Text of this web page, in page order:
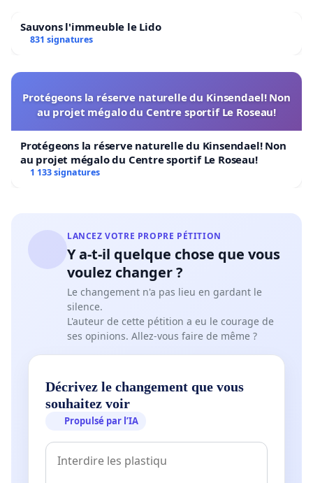
Sauvons l'immeuble le Lido
831 signatures
Protégeons la réserve naturelle du Kinsendael! Non
au projet mégalo du Centre sportif Le Roseau!
Protégeons la réserve naturelle du Kinsendael! Non
au projet mégalo du Centre sportif Le Roseau!
1 133 signatures
LANCEZ VOTRE PROPRE PÉTITION
Y a-t-il quelque chose que vous
voulez changer ?
Le changement n'a pas lieu en gardant le
silence.
L'auteur de cette pétition a eu le courage de
ses opinions. Allez-vous faire de même ?
Décrivez le changement que vous
souhaitez voir
Propulsé par l’IA